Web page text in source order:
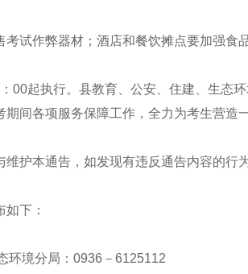
试作弊器材；酒店和餐饮摊点要加强食
00起执行。县教育、公安、住建、生态
间各项服务保障工作，全力为考生营造
护本通告，如发现有违反通告内容的行
如下 ：
环境分局 ： 0936－6125112